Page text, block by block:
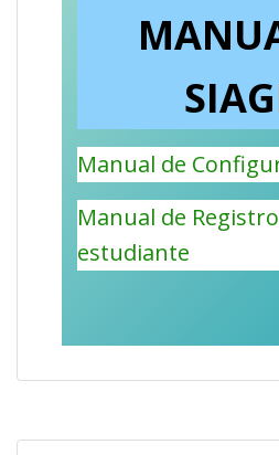
Manual de
Manual de
estudiante